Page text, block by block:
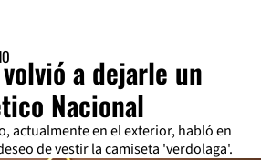
a dejarle un
Nacional
actualmente en el exterior, habló en
de vestir la camiseta 'verdolaga'.